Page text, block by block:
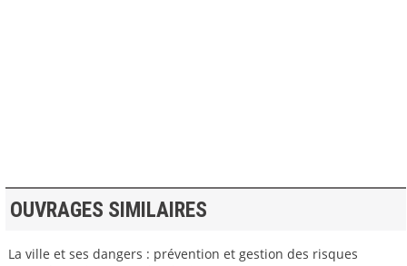
OUVRAGES SIMILAIRES
La ville et ses dangers : prévention et gestion des risques